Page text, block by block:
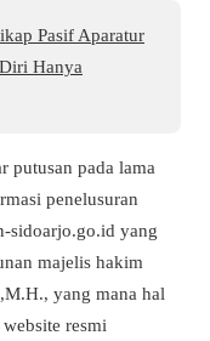
Pasif Aparatur
Hanya
putusan pada lama
penelusuran
sidoarjo.go.id yang
majelis hakim
yang mana hal
resmi